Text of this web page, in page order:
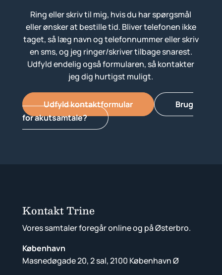
Ring eller skriv til mig, hvis du har spørgsmål
eller ønsker at bestille tid. Bliver telefonen ikke
taget, så læg navn og telefonnummer eller skriv
en sms, og jeg ringer/skriver tilbage snarest.
Udfyld endelig også formularen, så kontakter
jeg dig hurtigst muligt.
Udfyld kontaktformular
Brug
for akutsamtale?
Kontakt Trine
Vores samtaler foregår online og på Østerbro.
København
Masnedøgade 20, 2 sal, 2100 København Ø